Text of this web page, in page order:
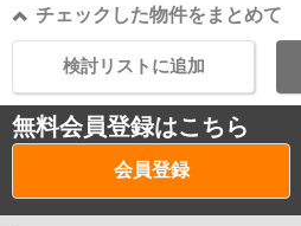
チェックした物件をまとめて
検討リストに追加
無料会員登録はこちら
会員登録